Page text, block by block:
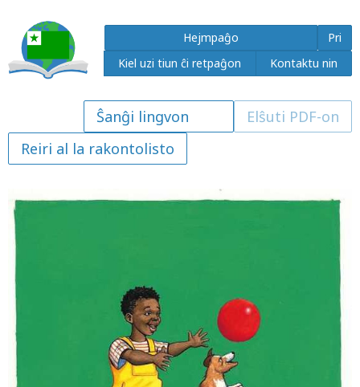
Hejmpaĝo
Pri
Kiel uzi tiun ĉi retpaĝon
Kontaktu nin
Elŝuti PDF-on
Reiri al la rakontolisto